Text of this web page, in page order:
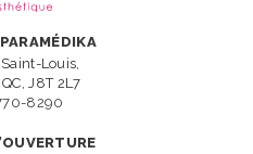
Louis,
J8T 2L7
8290